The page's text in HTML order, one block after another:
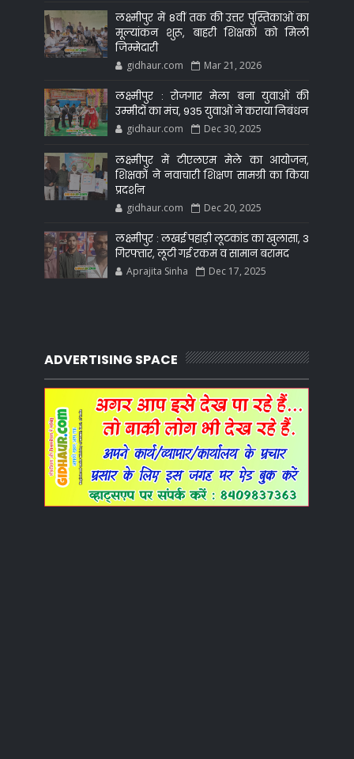
लक्ष्मीपुर में 8वीं तक की उत्तर पुस्तिकाओं का
मूल्यांकन शुरू, बाहरी शिक्षकों को मिली
जिम्मेदारी
gidhaur.com Mar 21, 2026
लक्ष्मीपुर : रोजगार मेला बना युवाओं की
उम्मीदों का मंच, 935 युवाओं ने कराया निबंधन
gidhaur.com Dec 30, 2025
लक्ष्मीपुर में टीएलएम मेले का आयोजन,
शिक्षकों ने नवाचारी शिक्षण सामग्री का किया
प्रदर्शन
gidhaur.com Dec 20, 2025
लक्ष्मीपुर : लखई पहाड़ी लूटकांड का खुलासा, 3
गिरफ्तार, लूटी गई रकम व सामान बरामद
Aprajita Sinha Dec 17, 2025
ADVERTISING SPACE